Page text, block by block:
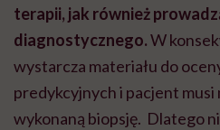
terapii, jak również
diagnostycznego.W
wystarcza materiału do
predykcyjnych i pacjent musi
wykonaną biopsję. Dlatego